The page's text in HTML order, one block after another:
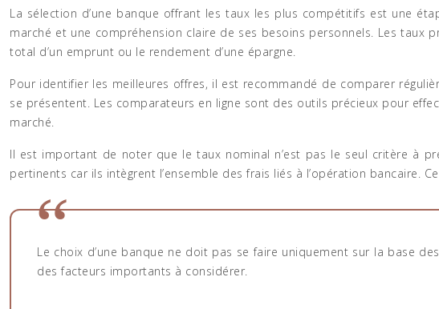
La sélection d’une banque offrant les taux les plus compétitifs est une
marché et une compréhension claire de ses besoins personnels. Les taux
total d’un emprunt ou le rendement d’une épargne.
Pour identifier les meilleures offres, il est recommandé de comparer
se présentent. Les comparateurs en ligne sont des outils précieux pour
marché.
Il est important de noter que le taux nominal n’est pas le seul critère à
pertinents car ils intègrent l’ensemble des frais liés à l’opération
Le choix d’une banque ne doit pas se faire uniquement sur la base
des facteurs importants à considérer.